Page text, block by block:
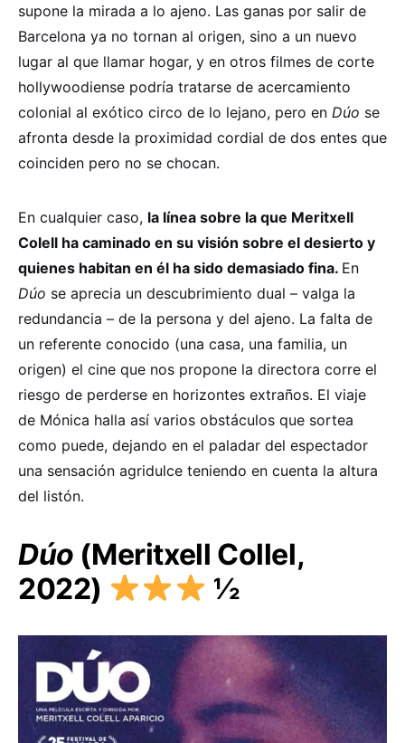
supone la mirada a lo ajeno. Las ganas por salir de
Barcelona ya no tornan al origen, sino a un nuevo
lugar al que llamar hogar, y en otros filmes de corte
hollywoodiense podría tratarse de acercamiento
colonial al exótico circo de lo lejano, pero en Dúo se
afronta desde la proximidad cordial de dos entes que
coinciden pero no se chocan.
En cualquier caso, la línea sobre la que Meritxell
Colell ha caminado en su visión sobre el desierto y
quienes habitan en él ha sido demasiado fina. En
Dúo se aprecia un descubrimiento dual – valga la
redundancia – de la persona y del ajeno. La falta de
un referente conocido (una casa, una familia, un
origen) el cine que nos propone la directora corre el
riesgo de perderse en horizontes extraños. El viaje
de Mónica halla así varios obstáculos que sortea
como puede, dejando en el paladar del espectador
una sensación agridulce teniendo en cuenta la altura
del listón.
Dúo (Meritxell Collel,
2022)
½